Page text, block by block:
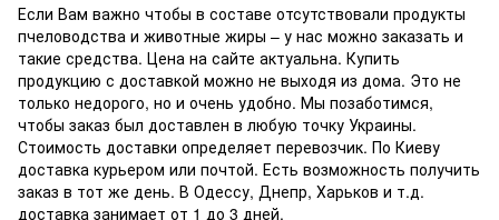
Если Вам важно чтобы в составе отсутствовали продукты
пчеловодства и животные жиры – у нас можно заказать и
такие средства. Цена на сайте актуальна. Купить
продукцию с доставкой можно не выходя из дома. Это не
только недорого, но и очень удобно. Мы позаботимся,
чтобы заказ был доставлен в любую точку Украины.
Стоимость доставки определяет перевозчик. По Киеву
доставка курьером или почтой. Есть возможность получить
заказ в тот же день. В Одессу, Днепр, Харьков и т.д.
доставка занимает от 1 до 3 дней.